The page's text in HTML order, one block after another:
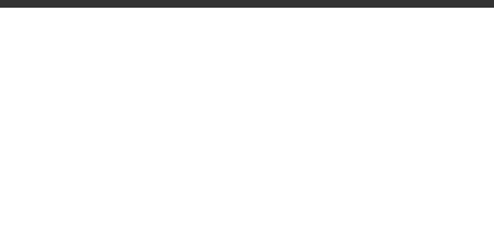
Contact par formulaire